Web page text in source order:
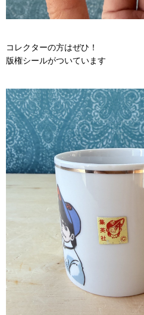
コレクターの方はぜひ！
版権シールがついています